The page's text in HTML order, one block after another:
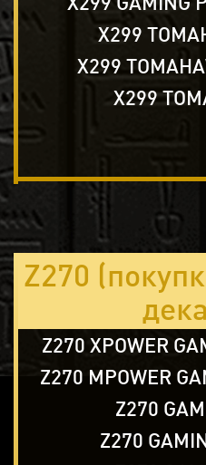
X299
X299
X299
Z270
Z270 XPOWER
Z270 MPOWER
Z270
Z270